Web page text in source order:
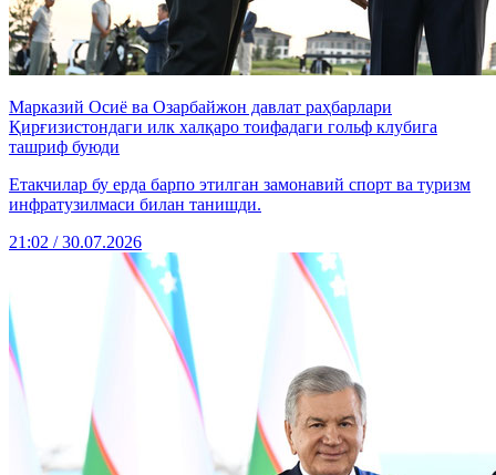
Марказий Осиё ва Озарбайжон давлат раҳбарлари
Қирғизистондаги илк халқаро тоифадаги гольф клубига
ташриф буюди
Етакчилар бу ерда барпо этилган замонавий спорт ва туризм
инфратузилмаси билан танишди.
21:02 / 30.07.2026